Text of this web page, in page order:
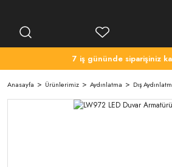
7 iş gününde siparişiniz
Anasayfa Ürünlerimiz Aydınlatma Dış